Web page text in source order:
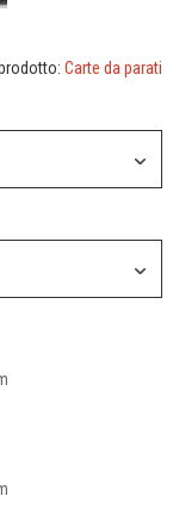
Carte da parati